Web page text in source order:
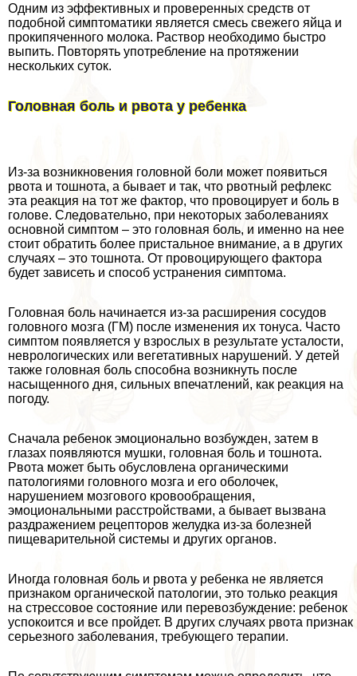
Одним из эффективных и проверенных средств от
подобной симптоматики является смесь свежего яйца и
прокипяченного молока. Раствор необходимо быстро
выпить. Повторять употрeбление на протяжении
нескольких суток.
Головная боль и рвота у ребенка
Из-за возникновения головной боли может появиться
рвота и тошнота, а бывает и так, что рвотный рефлекс
эта реакция на тот же фактор, что провоцирует и боль в
голове. Следовательно, при некоторых заболеваниях
основной симптом – это головная боль, и именно на нее
стоит обратить более пристальное внимание, а в других
случаях – это тошнота. От провоцирующего фактора
будет зависеть и способ устранения симптома.
Головная боль начинается из-за расширения сосудов
головного мозга (ГМ) после изменения их тонуса. Часто
симптом появляется у взрослых в результате усталости,
неврологических или вегетативных нарушений. У детей
также головная боль способна возникнуть после
насыщенного дня, сильных впечатлений, как реакция на
погоду.
Сначала ребенок эмоционально возбужден, затем в
глазах появляются мушки, головная боль и тошнота.
Рвота может быть обусловлена органическими
патологиями головного мозга и его оболочек,
нарушением мозгового кровообращения,
эмоциональными расстройствами, а бывает вызвана
раздражением рецепторов желудка из-за болезней
пищеварительной системы и других органов.
Иногда головная боль и рвота у ребенка не является
признаком органической патологии, это только реакция
на стрессовое состояние или перевозбуждение: ребенок
успокоится и все пройдет. В других случаях рвота признак
серьезного заболевания, требующего терапии.